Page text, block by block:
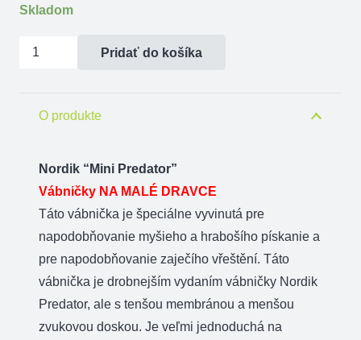
Skladom
množstvo
Mini
Pridať do košíka
O produkte
Nordik “Mini Predator”
Vábničky NA MALÉ DRAVCE
Táto vábnička je špeciálne vyvinutá pre
napodobňovanie myšieho a hrabošího pískanie a
pre napodobňovanie zaječího vřeštění. Táto
vábnička je drobnejším vydaním vábničky Nordik
Predator, ale s tenšou membránou a menšou
zvukovou doskou. Je veľmi jednoduchá na